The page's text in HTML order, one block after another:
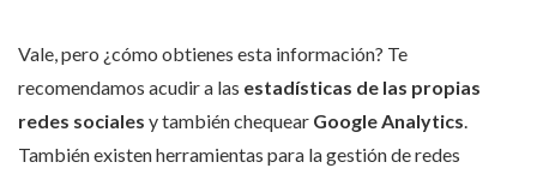
Vale, pero ¿cómo obtienes esta información? Te
recomendamos acudir a las estadísticas de las propias
redes sociales y también chequear Google Analytics
También existen herramientas para la gestión de redes